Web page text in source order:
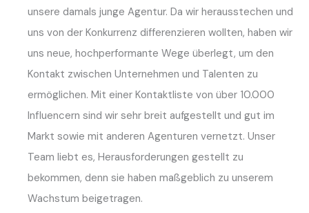
unsere damals junge Agentur. Da wir herausstechen und
uns von der Konkurrenz differenzieren wollten, haben wir
uns neue, hochperformante Wege überlegt, um den
Kontakt zwischen Unternehmen und Talenten zu
ermöglichen. Mit einer Kontaktliste von über 10.000
Influencern sind wir sehr breit aufgestellt und gut im
Markt sowie mit anderen Agenturen vernetzt. Unser
Team liebt es, Herausforderungen gestellt zu
bekommen, denn sie haben maßgeblich zu unserem
Wachstum beigetragen.